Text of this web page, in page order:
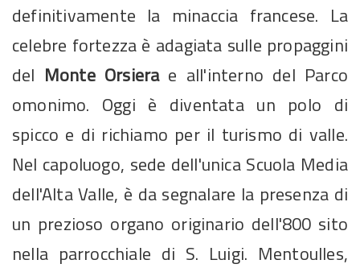
definitivamente la minaccia francese. La
celebre fortezza è adagiata sulle propaggini
del Monte Orsierae all'interno del Parco
omonimo. Oggi è diventata un polo di
spicco e di richiamo per il turismo di valle.
Nel capoluogo, sede dell'unica Scuola Media
dell'Alta Valle, è da segnalare la presenza di
un prezioso organo originario dell'800 sito
nella parrocchiale di S. Luigi. Mentoulles,